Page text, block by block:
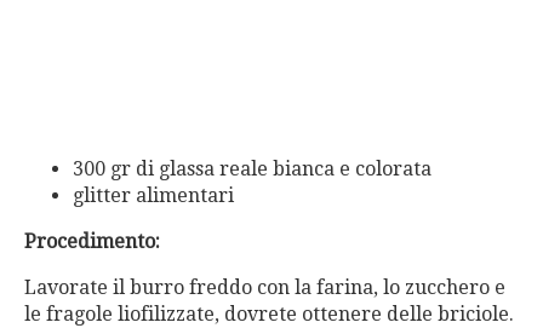
300 gr di glassa reale bianca e colorata
glitter alimentari
Procedimento:
Lavorate il burro freddo con la farina, lo zucchero e
le fragole liofilizzate, dovrete ottenere delle briciole.